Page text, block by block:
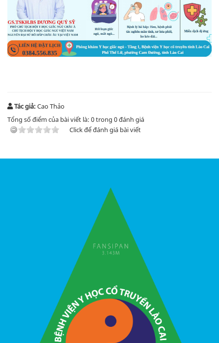
Tác giả:Cao Thảo
Tổng số điểm của bài viết là: 0trong 0đánh giá
Click để đánh giá bài viết